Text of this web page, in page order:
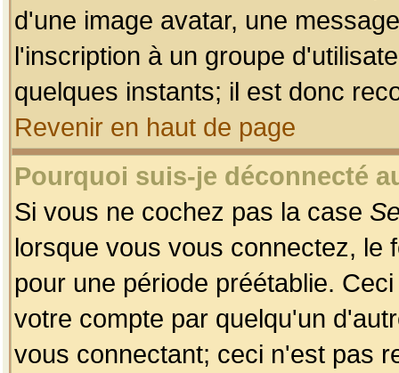
d'une image avatar, une
l'inscription à un groupe
quelques instants; il est donc
Revenir en haut de page
Pourquoi suis-je déconnecté
Si vous ne cochez pas la case
lorsque vous vous connectez, le
pour une période préétablie.
votre compte par quelqu'un
vous connectant; ceci n'est pas